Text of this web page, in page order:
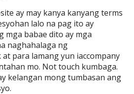
ay may kanya kanyang terms
lalo na pag ito ay
mga babae dito ay mga
naghahalaga ng
para lamang yun iaccompany
mo. Not touch kumbaga.
kelangan mong tumbasan ang